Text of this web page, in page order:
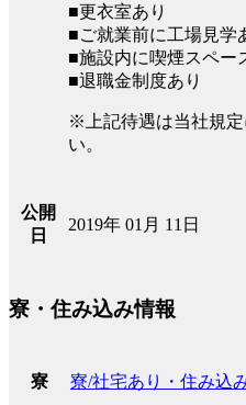
■更衣室あり
■ご就業前に工場見学
■施設内に喫煙スペー
■退職金制度あり
※上記待遇は当社規
い。
公開
日
2019年 01月 11日
寮・住み込み情報
寮 寮/社宅あり・住み込